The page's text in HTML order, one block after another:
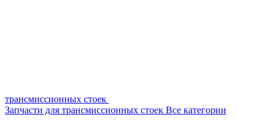
трансмиссионных стоек
Запчасти для трансмиссионных стоек Все категории